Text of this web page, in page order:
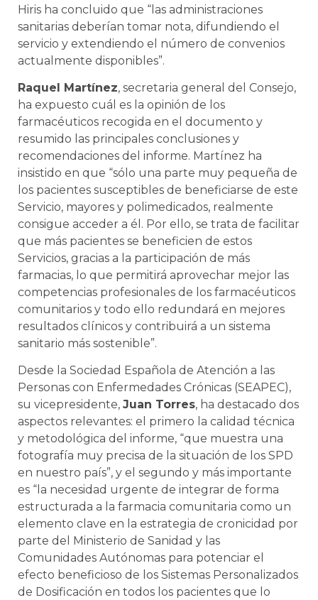
Hiris ha concluido que “las administraciones
sanitarias deberían tomar nota, difundiendo el
servicio y extendiendo el número de convenios
actualmente disponibles”.
Raquel Martínez, secretaria general del Consejo,
ha expuesto cuál es la opinión de los
farmacéuticos recogida en el documento y
resumido las principales conclusiones y
recomendaciones del informe. Martínez ha
insistido en que “sólo una parte muy pequeña de
los pacientes susceptibles de beneficiarse de este
Servicio, mayores y polimedicados, realmente
consigue acceder a él. Por ello, se trata de facilitar
que más pacientes se beneficien de estos
Servicios, gracias a la participación de más
farmacias, lo que permitirá aprovechar mejor las
competencias profesionales de los farmacéuticos
comunitarios y todo ello redundará en mejores
resultados clínicos y contribuirá a un sistema
sanitario más sostenible”.
Desde la Sociedad Española de Atención a las
Personas con Enfermedades Crónicas (SEAPEC),
su vicepresidente, Juan Torres, ha destacado dos
aspectos relevantes: el primero la calidad técnica
y metodológica del informe, “que muestra una
fotografía muy precisa de la situación de los SPD
en nuestro país”, y el segundo y más importante
es “la necesidad urgente de integrar de forma
estructurada a la farmacia comunitaria como un
elemento clave en la estrategia de cronicidad por
parte del Ministerio de Sanidad y las
Comunidades Autónomas para potenciar el
efecto beneficioso de los Sistemas Personalizados
de Dosificación en todos los pacientes que lo